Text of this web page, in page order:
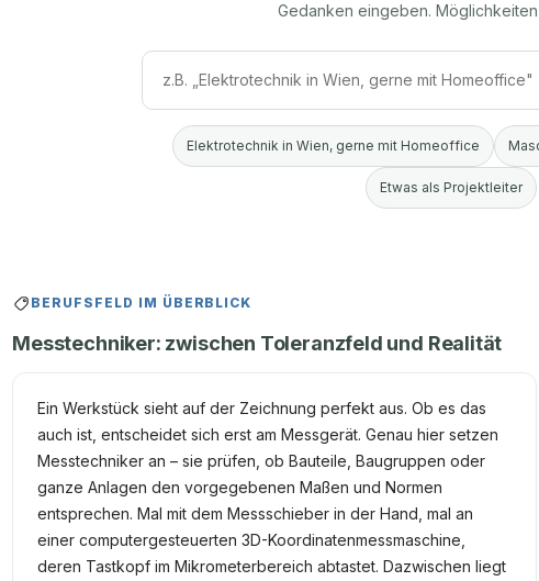
Gedanken eingeben.
Elektrotechnik in Wien, gerne mit Homeoffice
Etwas als Projektleiter
BERUFSFELD IM ÜBERBLICK
Messtechniker: zwischen Toleranzfeld und Realität
Ein Werkstück sieht auf der Zeichnung perfekt aus. Ob es das
auch ist, entscheidet sich erst am Messgerät. Genau hier setzen
Messtechniker an – sie prüfen, ob Bauteile, Baugruppen oder
ganze Anlagen den vorgegebenen Maßen und Normen
entsprechen. Mal mit dem Messschieber in der Hand, mal an
einer computergesteuerten 3D-Koordinatenmessmaschine,
deren Tastkopf im Mikrometerbereich abtastet. Dazwischen liegt